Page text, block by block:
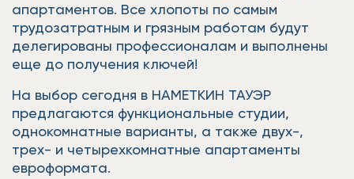
апартаментов. Все хлопоты по самым
трудозатратным и грязным работам будут
делегированы профессионалам и выполнены
еще до получения ключей!
На выбор сегодня в НАМЕТКИН ТАУЭР
предлагаются функциональные студии,
однокомнатные варианты, а также двух-,
трех- и четырехкомнатные апартаменты
евроформата.